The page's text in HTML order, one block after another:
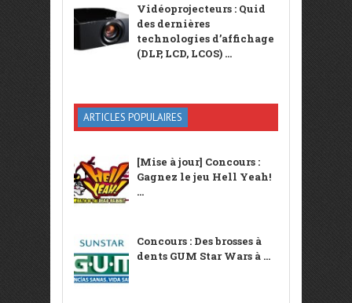
Vidéoprojecteurs : Quid
des dernières
technologies d’affichage
(DLP, LCD, LCOS) ...
ARTICLES POPULAIRES
[Mise à jour] Concours :
Gagnez le jeu Hell Yeah!
...
Concours : Des brosses à
dents GUM Star Wars à ...